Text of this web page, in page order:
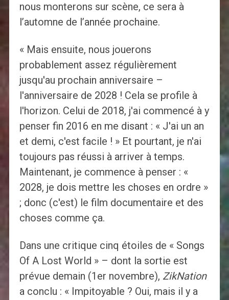
nous monterons sur scène, ce sera à
l’automne de l’année prochaine.
« Mais ensuite, nous jouerons
probablement assez régulièrement
jusqu'au prochain anniversaire –
l'anniversaire de 2028 ! Cela se profile à
l'horizon. Celui de 2018, j'ai commencé à y
penser fin 2016 en me disant : « J'ai un an
et demi, c'est facile ! » Et pourtant, je n'ai
toujours pas réussi à arriver à temps.
Maintenant, je commence à penser : «
2028, je dois mettre les choses en ordre »
; donc (c'est) le film documentaire et des
choses comme ça.
Dans une critique cinq étoiles de « Songs
Of A Lost World » – dont la sortie est
prévue demain (1er novembre), ZikNation
a conclu : « Impitoyable ? Oui, mais il y a